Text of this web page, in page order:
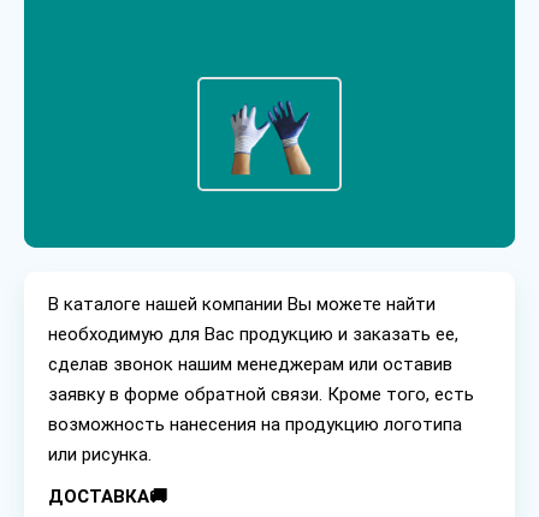
В каталоге нашей компании Вы можете найти
необходимую для Вас продукцию и заказать ее,
сделав звонок нашим менеджерам или оставив
заявку в форме обратной связи. Кроме того, есть
возможность нанесения на продукцию логотипа
или рисунка.
ДОСТАВКА🚚